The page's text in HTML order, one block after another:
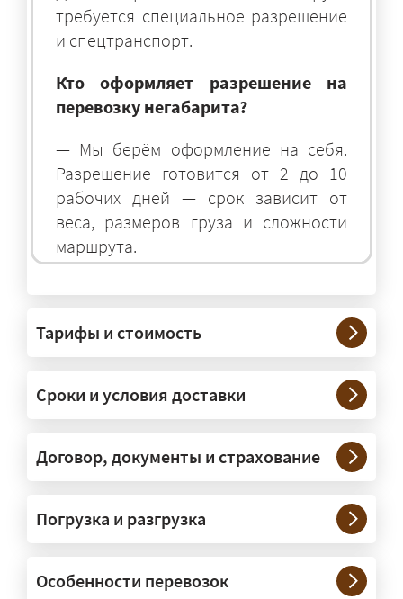
требуется специальное разрешение
и спецтранспорт.
Кто оформляет разрешение на
перевозку негабарита?
— Мы берём оформление на себя.
Разрешение готовится от 2 до 10
рабочих дней — срок зависит от
веса, размеров груза и сложности
маршрута.
— На тралах и низкорамниках —
платформах, рассчитанных на
крупногабаритную технику и
конструкции. Транспорт подбираем
под конкретные размеры и вес груза.
сопровождение?
организуем. Потребность в машинах
Тарифы и стоимость
Сроки и условия доставки
Договор, документы и страхование
Погрузка и разгрузка
Особенности перевозок